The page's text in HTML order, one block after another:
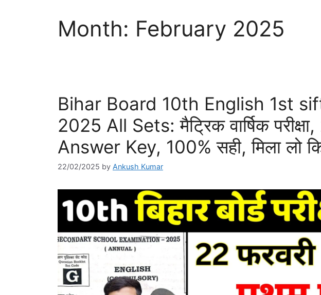
Month: February 2025
Bihar Board 10th English 1st
2025 All Sets: मैट्रिक वार्षिक
Answer Key, 100% सही, मिला लो
22/02/2025 by Ankush Kumar